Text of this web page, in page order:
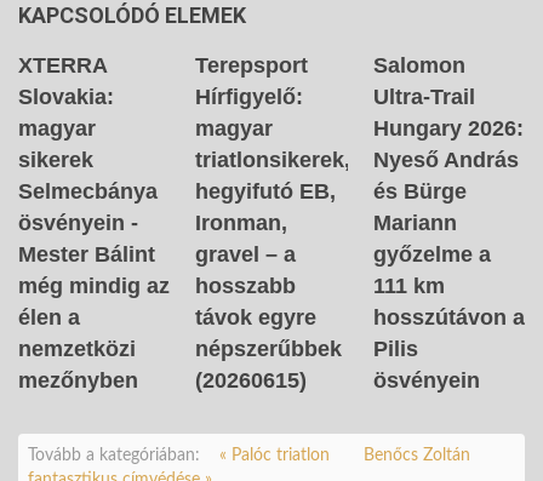
KAPCSOLÓDÓ ELEMEK
XTERRA
Slovakia:
magyar
sikerek
Selmecbánya
ösvényein -
Mester Bálint
még mindig az
élen a
nemzetközi
mezőnyben
Terepsport
Hírfigyelő:
magyar
triatlonsikerek,
hegyifutó EB,
Ironman,
gravel – a
hosszabb
távok egyre
népszerűbbek
(20260615)
Salomon
Ultra-Trail
Hungary 2026:
Nyeső András
és Bürge
Mariann
győzelme a
111 km
hosszútávon a
Pilis
ösvényein
Tovább a kategóriában: « Palóc triatlon
Benőcs Zoltán